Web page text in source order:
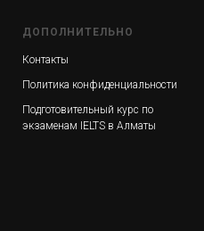
ДОПОЛНИТЕЛЬНО
Контакты
Политика конфиденциальности
Подготовительный курс по
экзаменам IELTS в Алматы